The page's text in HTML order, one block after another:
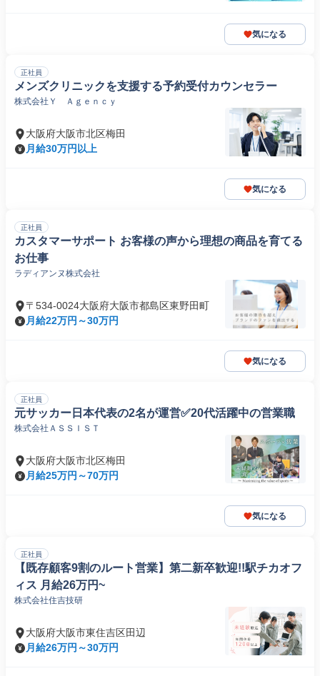
気になる
正社員
メンズクリニックを支援する予約受付カウンセラー
株式会社Ｙ Ａｇｅｎｃｙ
大阪府大阪市北区梅田
月給30万円以上
気になる
正社員
カスタマーサポート お客様の声から理想の商品を育てる
お仕事
ラディアンヌ株式会社
〒534-0024大阪府大阪市都島区東野田町
月給22万円～30万円
気になる
正社員
元サッカー日本代表の2名が運営✅️20代活躍中の営業職
株式会社ＡＳＳＩＳＴ
大阪府大阪市北区梅田
月給25万円～70万円
気になる
正社員
【既存顧客9割のルート営業】第二新卒歓迎!!駅チカオフ
ィス 月給26万円~
株式会社住吉技研
大阪府大阪市東住吉区田辺
月給26万円～30万円